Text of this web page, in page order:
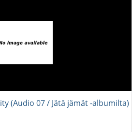
(Audio 07 / Jätä jämät -albumilta)